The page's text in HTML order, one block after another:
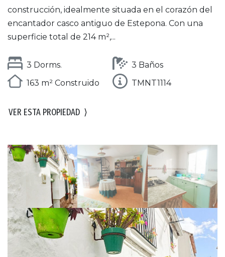
construcción, idealmente situada en el corazón del
encantador casco antiguo de Estepona. Con una
superficie total de 214 m²,...
3 Dorms.
3 Baños
163 m² Construido
TMNT1114
VER ESTA PROPIEDAD ⟩